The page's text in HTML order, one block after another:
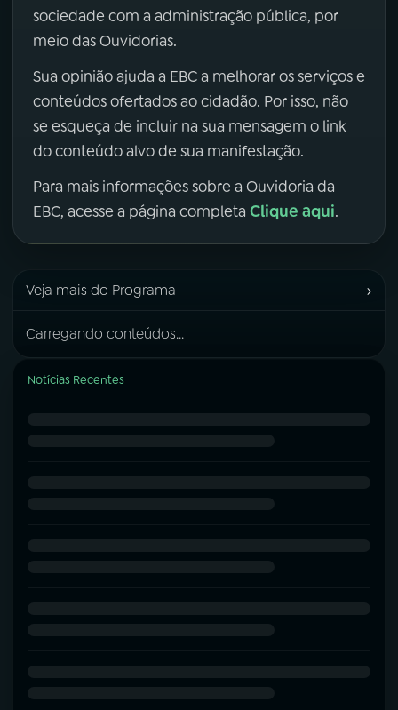
sociedade com a administração pública, por
meio das Ouvidorias.
Sua opinião ajuda a EBC a melhorar os serviços e
conteúdos ofertados ao cidadão. Por isso, não
se esqueça de incluir na sua mensagem o link
do conteúdo alvo de sua manifestação.
Para mais informações sobre a Ouvidoria da
EBC, acesse a página completa Clique aqui.
Veja mais do Programa ›
Carregando conteúdos...
Notícias Recentes